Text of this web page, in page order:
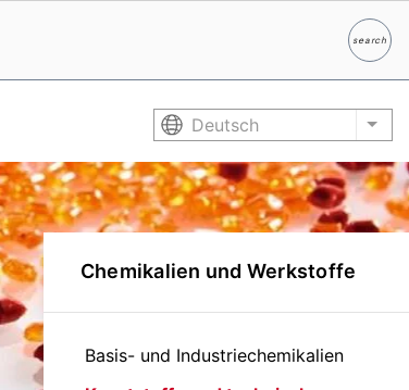
search
Suche
Deutsch List
Chemikalien und Werkstoffe
Basis- und Industriechemikalien